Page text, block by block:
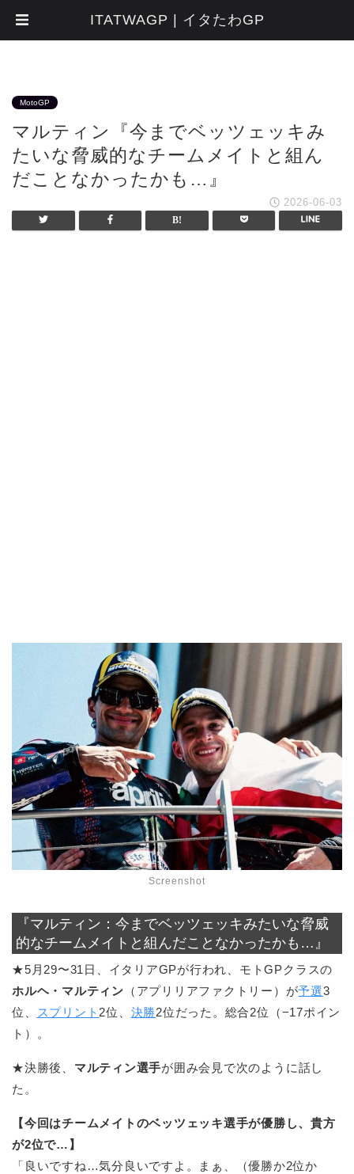
MotoGP
マルティン『今までベッツェッキみ
たいな脅威的なチームメイトと組ん
だことなかったかも…』
2026-06-03
Screenshot
『マルティン：今までベッツェッキみたいな脅威
的なチームメイトと組んだことなかったかも…』
★5月29〜31日、イタリアGPが行われ、モトGPクラスの
ホルヘ・マルティン （アプリリアファクトリー）が予選3
位、 スプリント2位、 決勝2位だった。総合2位（−17ポイン
ト）。
★決勝後、 マルティン選手が囲み会見で次のように話し
た。
【今回はチームメイトのベッツェッキ選手が優勝し、貴方
が2位で…】
「良いですね…気分良いですよ。まぁ、（優勝か2位か
ITATWAGP | イタたわGP